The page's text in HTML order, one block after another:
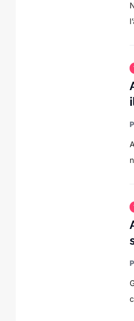
Che tu sia interessato